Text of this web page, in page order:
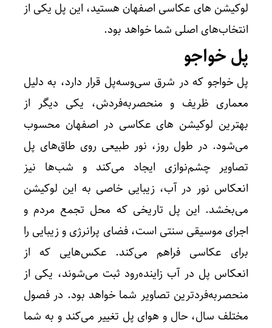
لوکیشن های عکاسی اصفهان هستید، این پل یکی از
انتخاب‌های اصلی شما خواهد بود.
پل خواجو
پل خواجو که در شرق سی‌وسه‌پل قرار دارد، به دلیل
معماری ظریف و منحصربه‌فردش، یکی دیگر از
بهترین لوکیشن های عکاسی در اصفهان محسوب
می‌شود. در طول روز، نور طبیعی روی طاق‌های پل
تصاویر چشم‌نوازی ایجاد می‌کند و شب‌ها نیز
انعکاس نور در آب، زیبایی خاصی به این لوکیشن
می‌بخشد. این پل تاریخی که محل تجمع مردم و
اجرای موسیقی سنتی است، فضای پرانرژی و زیبایی را
برای عکاسی فراهم می‌کند. عکس‌هایی که از
انعکاس پل در آب زاینده‌رود ثبت می‌شوند، یکی از
منحصر‌به‌فردترین تصاویر شما خواهد بود. در فصول
مختلف سال، حال و هوای پل تغییر می‌کند و به شما